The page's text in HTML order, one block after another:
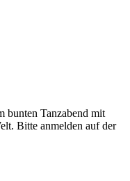
bunten Tanzabend mit
Bitte anmelden auf der